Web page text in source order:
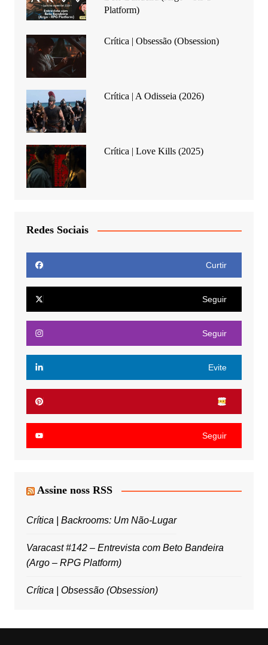
Platform)
Crítica | Obsessão (Obsession)
Crítica | A Odisseia (2026)
Crítica | Love Kills (2025)
Redes Sociais
Curtir
Seguir
Seguir
Evite
Seguir
Assine noss RSS
Crítica | Backrooms: Um Não-Lugar
Varacast #142 – Entrevista com Beto Bandeira
(Argo – RPG Platform)
Crítica | Obsessão (Obsession)